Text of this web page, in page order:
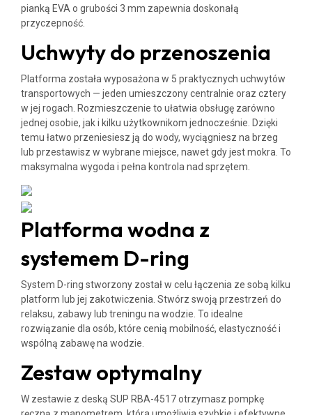
pianką EVA o grubości 3 mm zapewnia doskonałą
przyczepność.
Uchwyty do przenoszenia
Platforma została wyposażona w 5 praktycznych uchwytów
transportowych — jeden umieszczony centralnie oraz cztery
w jej rogach. Rozmieszczenie to ułatwia obsługę zarówno
jednej osobie, jak i kilku użytkownikom jednocześnie. Dzięki
temu łatwo przeniesiesz ją do wody, wyciągniesz na brzeg
lub przestawisz w wybrane miejsce, nawet gdy jest mokra. To
maksymalna wygoda i pełna kontrola nad sprzętem.
Platforma wodna z
systemem D-ring
System D-ring stworzony został w celu łączenia ze sobą kilku
platform lub jej zakotwiczenia. Stwórz swoją przestrzeń do
relaksu, zabawy lub treningu na wodzie. To idealne
rozwiązanie dla osób, które cenią mobilność, elastyczność i
wspólną zabawę na wodzie.
Zestaw optymalny
W zestawie z deską SUP RBA-4517 otrzymasz pompkę